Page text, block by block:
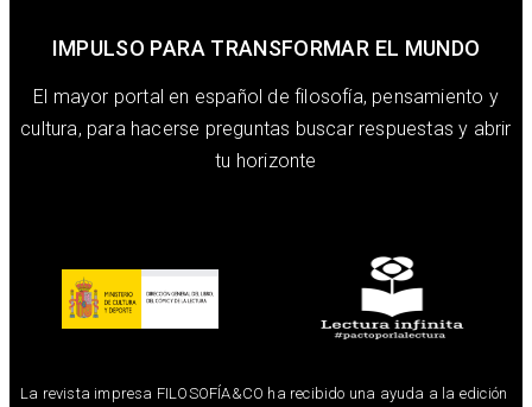
IMPULSO PARA TRANSFORMAR EL MUNDO
El mayor portal en español de filosofía, pensamiento y
cultura, para hacerse preguntas buscar respuestas y abrir
tu horizonte
La revista impresa FILOSOFÍA&CO ha recibido una ayuda a la edición